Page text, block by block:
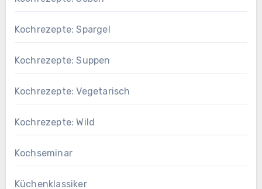
Kochrezepte: Spargel
Kochrezepte: Suppen
Kochrezepte: Vegetarisch
Kochrezepte: Wild
Kochseminar
Küchenklassiker